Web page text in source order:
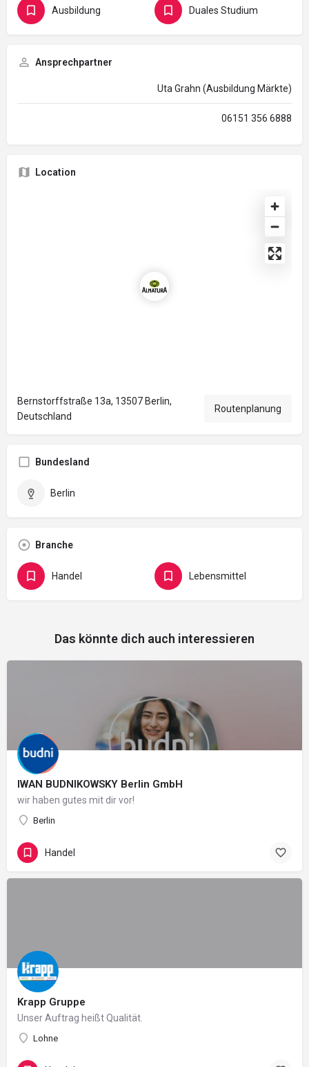
Ausbildung Duales Studium
Ansprechpartner
Uta Grahn (Ausbildung Märkte)
06151 356 6888
Location
Bernstorffstraße 13a, 13507 Berlin,
Deutschland
Routenplanung
Bundesland
Berlin
Branche
Handel Lebensmittel
Das könnte dich auch interessieren
IWAN BUDNIKOWSKY Berlin GmbH
wir haben gutes mit dir vor!
Berlin
Handel
Krapp Gruppe
Unser Auftrag heißt Qualität.
Lohne